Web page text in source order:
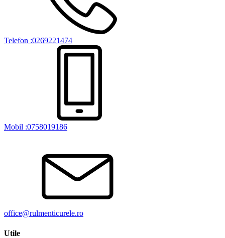
Telefon :0269221474
Mobil :0758019186
office@rulmenticurele.ro
Utile